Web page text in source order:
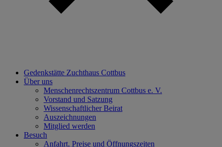
Gedenkstätte Zuchthaus Cottbus
Über uns
Menschenrechtszentrum Cottbus e. V.
Vorstand und Satzung
Wissenschaftlicher Beirat
Auszeichnungen
Mitglied werden
Besuch
Anfahrt, Preise und Öffnungszeiten